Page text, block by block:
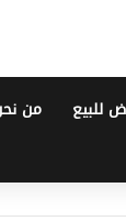
للبيع من